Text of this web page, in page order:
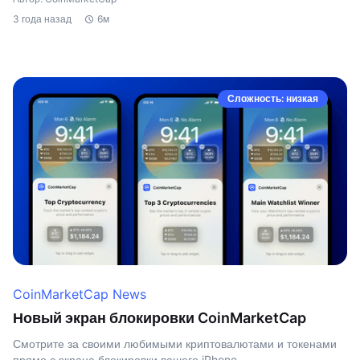
3 года назад
6м
Сложность: низкая
CoinMarketCap News
Новый экран блокировки CoinMarketCap
Смотрите за своими любимыми криптовалютами и токенами